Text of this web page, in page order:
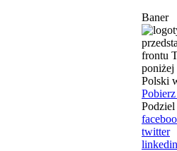
Baner
Podziel
twitter
linkedin